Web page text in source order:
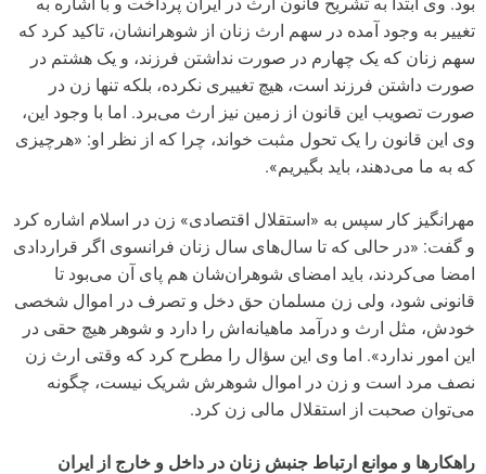
تغییر به وجود آمده در سهم ارث زنان از شوهرانشان، تاکید کرد که
سهم زنان که یک چهارم در صورت نداشتن فرزند، و یک هشتم در
صورت داشتن فرزند است، هیچ تغییری نکرده، بلکه تنها زن در
صورت تصویب این قانون از زمین نیز ارث می‌برد. اما با وجود این،
وی این قانون را یک تحول مثبت خواند، چرا که از نظر او: «هرچیزی
که به ما می‌دهند، باید بگیریم».
مهرانگیز کار سپس به «استقلال اقتصادی» زن در اسلام اشاره کرد
و گفت: «در حالی که تا سال‌های سال زنان فرانسوی اگر قراردادی
امضا می‌کردند، باید امضای شوهران‌شان هم پای آن می‌بود تا
قانونی شود، ولی زن مسلمان حق دخل و تصرف در اموال شخصی
خودش، مثل ارث و درآمد ماهیانه‌اش را دارد و شوهر هیچ حقی در
این امور ندارد». اما وی این سؤال را مطرح کرد که وقتی ارث زن
نصف مرد است و زن در اموال شوهرش شریک نیست، چگونه
می‌توان صحبت از استقلال مالی زن کرد.
راهکارها و موانع ارتباط جنبش زنان در داخل و خارج از ایران